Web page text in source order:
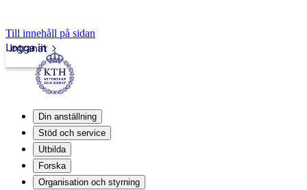
Till innehåll på sidan
Intranät
Logga in
Din anställning
Stöd och service
Utbilda
Forska
Organisation och styrning